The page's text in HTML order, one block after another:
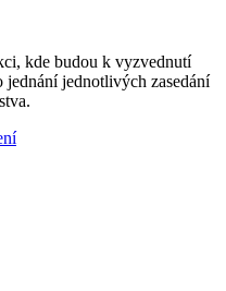
kde budou k vyzvednutí
jednotlivých zasedání